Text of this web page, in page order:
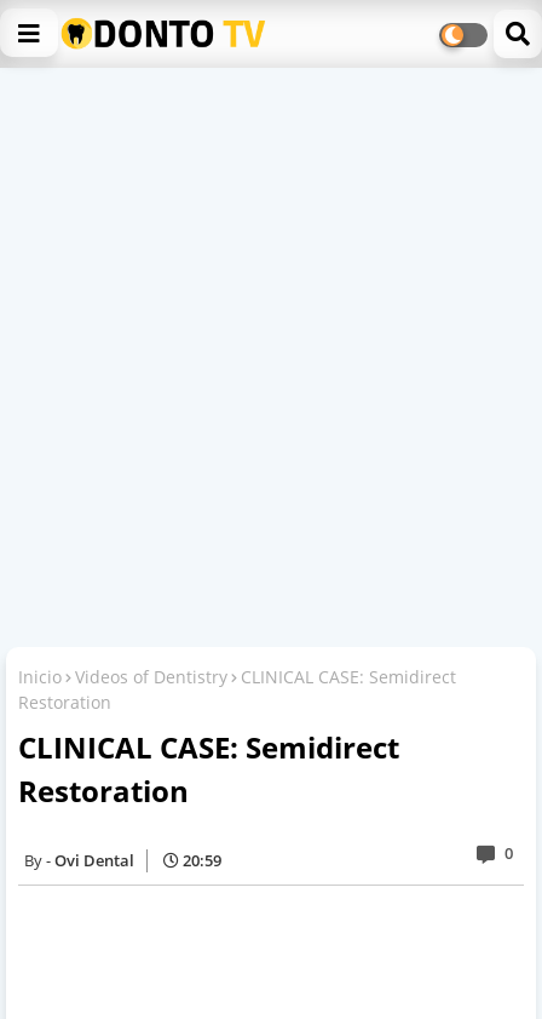
Inicio Videos of Dentistry
CLINICAL CASE: Semidirect
Restoration
CLINICAL CASE: Semidirect
Restoration
Ovi Dental 20:59 0